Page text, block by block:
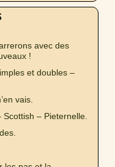
avec des
!
et doubles –
vais.
– Pieternelle.